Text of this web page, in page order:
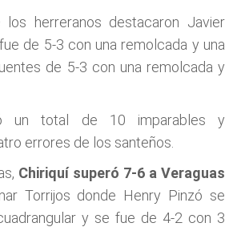
herreranos destacaron Javier
de 5-3 con una remolcada y una
de 5-3 con una remolcada y
un total de 10 imparables y
errores de los santeños.
Chiriquí superó 7-6 a Veraguas
Torrijos donde Henry Pinzó se
y se fue de 4-2 con 3